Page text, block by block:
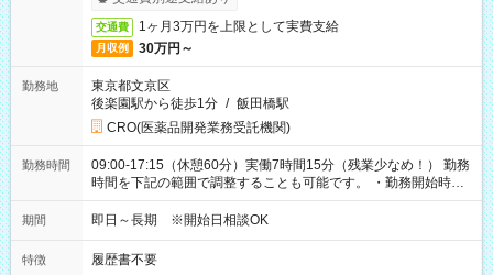
交通費 1ヶ月3万円を上限として実費支給
月収例 30万円～
勤務地
東京都文京区
後楽園駅から徒歩1分 / 飯田橋駅
CRO(医薬品開発業務受託機関)
勤務時間
09:00-17:15（休憩60分）実働7時間15分（残業少なめ！） 勤務
時間を下記の範囲で調整することも可能です。 ・勤務開始時
間 09:00～10:00 ・勤務終了時間 16:00～17:15 ・実働
05:00～07:15
期間 即日～長期 ※開始日相談OK
特徴 履歴書不要